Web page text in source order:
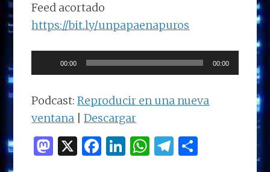
Feed acortado
https://bit.ly/unpapaenapuros
Reproductor
de
audio
00:00 00:00
Podcast:Reproducir en una nueva
ventana |Descargar
M X F
Li W T